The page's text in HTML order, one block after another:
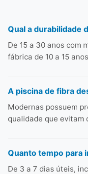
Qual a durabilidade
De 15 a 30 anos com
fábrica de 10 a 15
A piscina de fibra
Modernas possuem
qualidade que evitam
Quanto tempo para
De 3 a 7 dias úteis,